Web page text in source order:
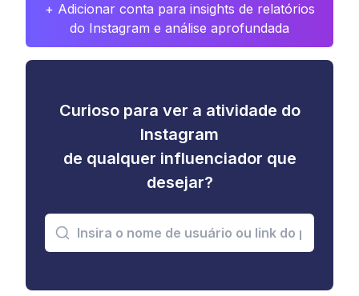
+ Adicionar conta para insights de relatórios
do Instagram e análise aprofundada
Curioso para ver a atividade do
Instagram
de qualquer influenciador que
desejar?